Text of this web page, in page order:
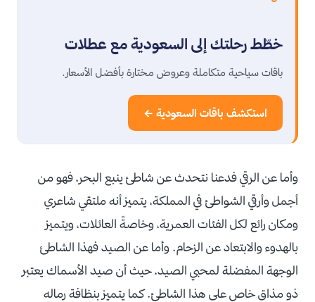
خطّط رحلتك إلى السعودية مع عطلات
باقات سياحية متكاملة وعروض مختارة بأفضل الأسعار.
استكشف باقات السعودية ←
وأما عن الرقي فدعنا نتحدث عن شاطئ ينبع البحر، فهو من
أجمل وأرقي الشواطئ في المملكة، يتميز أنه ملتقي شاعري
ومكان رائع لكل الفئات العمرية، وخاصةً العائلات، ويتميز
بالهدوء والابتعاد عن الزحام. وأما عن الصيد فهذا الشاطئ
الوجهة المفضلة لمحبي الصيد، حيث أن صيد الأسماك يعتبر
ذو مذاق خاص على هذا الشاطئ. كما يتميز بنظافة رماله